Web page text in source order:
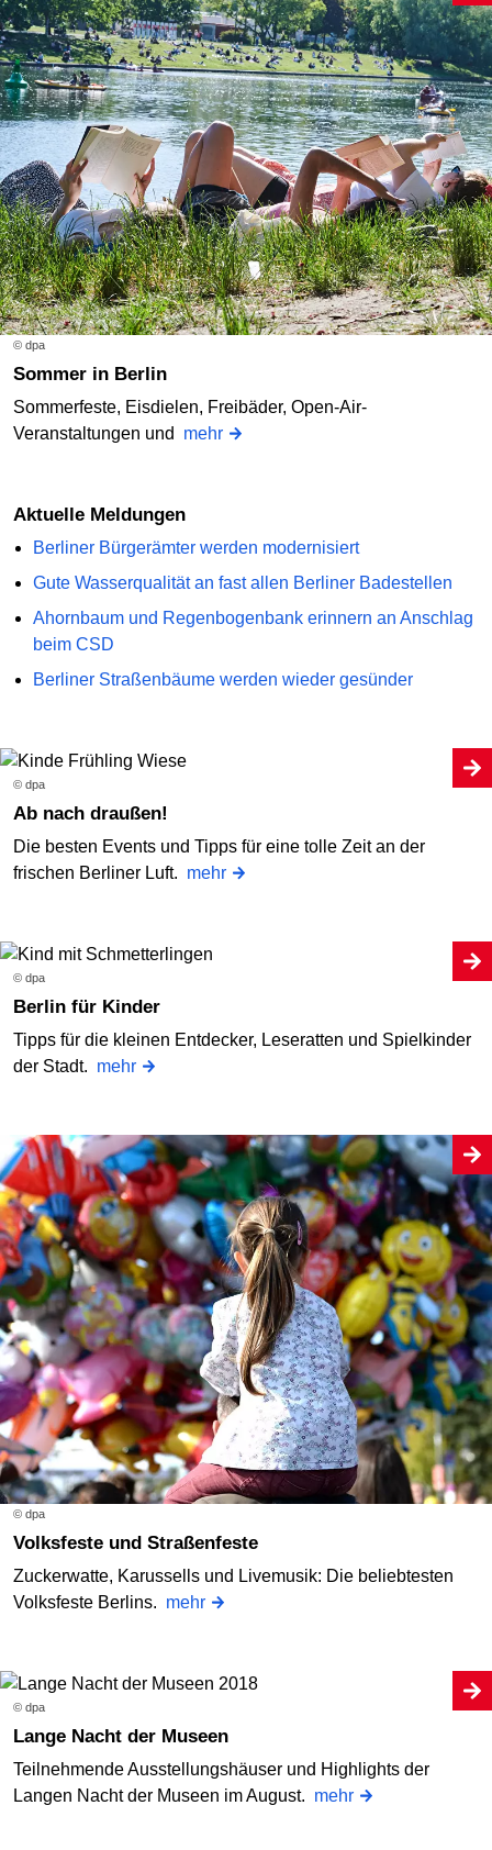
© dpa
Sommer in Berlin
Sommerfeste, Eisdielen, Freibäder, Open-Air-
Veranstaltungen und mehr
Aktuelle Meldungen
Berliner Bürgerämter werden modernisiert
Gute Wasserqualität an fast allen Berliner Badestellen
Ahornbaum und Regenbogenbank erinnern an Anschlag
beim CSD
Berliner Straßenbäume werden wieder gesünder
© dpa
Ab nach draußen!
Die besten Events und Tipps für eine tolle Zeit an der
frischen Berliner Luft. mehr
© dpa
Berlin für Kinder
Tipps für die kleinen Entdecker, Leseratten und Spielkinder
der Stadt. mehr
© dpa
Volksfeste und Straßenfeste
Zuckerwatte, Karussells und Livemusik: Die beliebtesten
Volksfeste Berlins. mehr
© dpa
Lange Nacht der Museen
Teilnehmende Ausstellungshäuser und Highlights der
Langen Nacht der Museen im August. mehr